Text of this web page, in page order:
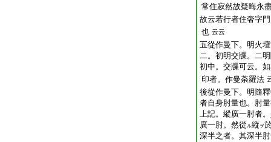
常住寂然故疑晦永
故云若行者住奢字
也 云云
五從作曼下。明火
二。初明交牒。二
初中。交牒可云。
印者。作曼荼羅法
後從作曼下。明隨
者自身肘量也。肘
上記。縱廣一肘者
廣一肘。然從ル縱 ヲ
深半之者。其深半